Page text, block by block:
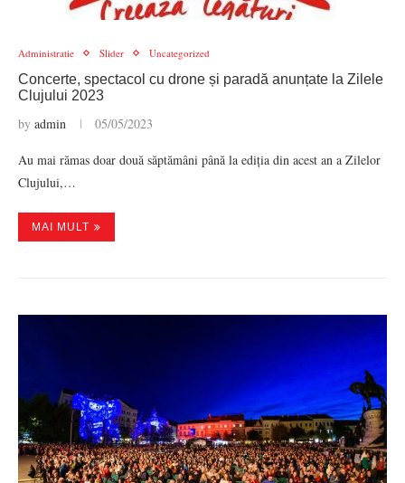
Administratie Slider Uncategorized
Concerte, spectacol cu drone și paradă anunțate la Zilele
Clujului 2023
by admin 05/05/2023
Au mai rămas doar două săptămâni până la ediția din acest an a Zilelor
Clujului,…
MAI MULT